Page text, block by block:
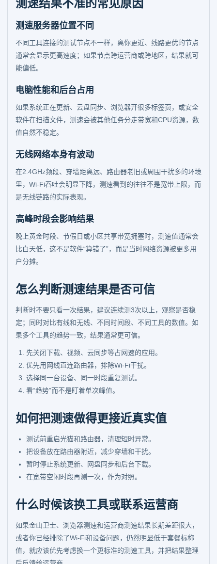
测速结果不准的常见原因
测速服务器位置不同
不同工具连接的测试节点不一样，离你更近、线路更优的节点
通常会显示更高速度；如果节点跨运营商或跨地区，结果就可
能偏低。
电脑性能和后台占用
如果系统正在更新、云盘同步、浏览器开很多标签页，或安全
软件在扫描文件，测速会被其他任务分走带宽和CPU资源，数
值自然不稳定。
无线网络本身有波动
在2.4GHz频段、穿墙距离远、路由器老旧或周围干扰多的环境
里，Wi-Fi吞吐会明显下降，测速看到的往往不是宽带上限，而
是无线链路的实际表现。
高峰时段会影响结果
晚上黄金时段、节假日或小区共享带宽拥塞时，测速值通常会
比白天低，这不是软件“算错了”，而是当时网络资源被更多用
户分摊。
怎么判断测速结果是否可信
判断时不要只看一次结果，建议连续测3次以上，观察是否稳
定；同时对比有线和无线、不同时间段、不同工具的数值。如
果多个工具的趋势一致，结果通常更可信。
先关闭下载、视频、云同步等占网速的应用。
优先用网线直连路由器，排除Wi-Fi干扰。
选择同一台设备、同一时段重复测试。
看“趋势”而不是盯着单次峰值。
如何把测速做得更接近真实值
测试前重启光猫和路由器，清理短时异常。
把设备放在路由器附近，减少穿墙和干扰。
暂时停止系统更新、网盘同步和后台下载。
在宽带空闲时段再测一次，作为对照。
什么时候该换工具或联系运营商
如果金山卫士、浏览器测速和运营商测速结果长期差距很大，
或者你已经排除了Wi-Fi和设备问题，仍然明显低于套餐标称
值，就应该优先考虑换一个更标准的测速工具，并把结果整理